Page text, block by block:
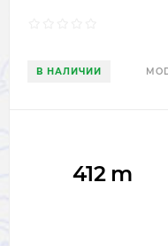
В НАЛИЧИИ
412 m